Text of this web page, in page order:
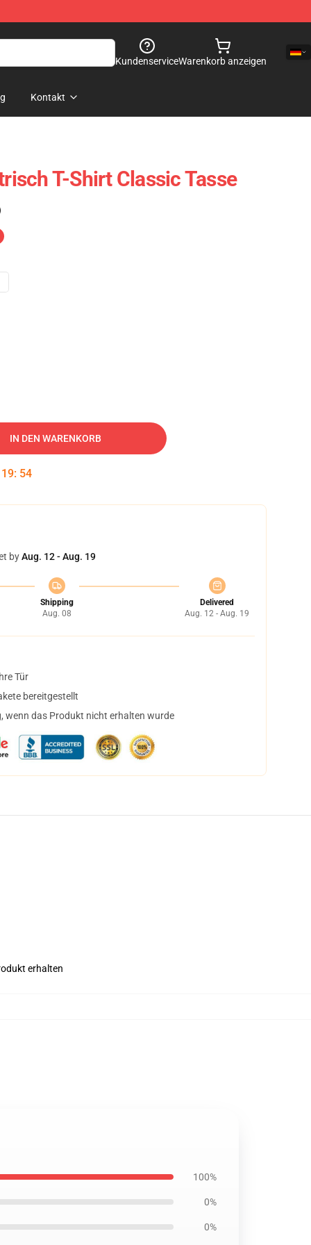
KundenserviceWarenkorb anzeigen
Kontakt
T-Shirt Classic Tasse
IN DEN WARENKORB
19: 53
byAug. 12 - Aug. 19
Shipping
Aug. 08
Delivered
Aug. 12 - Aug. 19
Tür
bereitgestellt
wenn das Produkt nicht erhalten wurde
erhalten
100%
0%
0%